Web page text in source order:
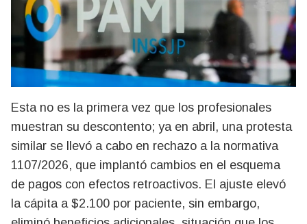
Esta no es la primera vez que los profesionales
muestran su descontento; ya en abril, una protesta
similar se llevó a cabo en rechazo a la normativa
1107/2026, que implantó cambios en el esquema
de pagos con efectos retroactivos. El ajuste elevó
la cápita a $2.100 por paciente, sin embargo,